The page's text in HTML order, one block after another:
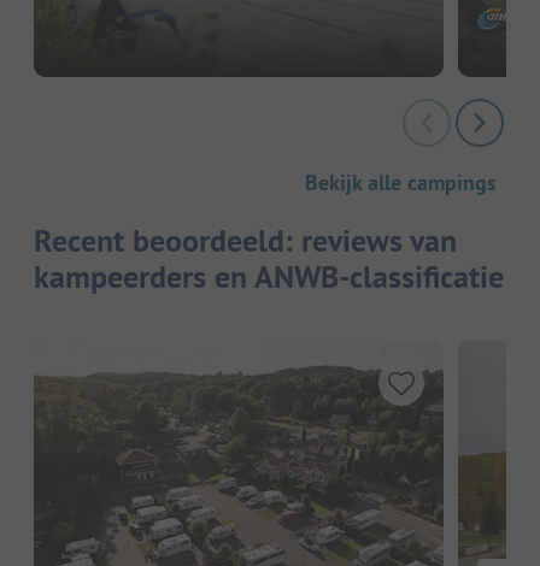
Bekijk alle campings
Recent beoordeeld: reviews van
kampeerders en ANWB-classificatie